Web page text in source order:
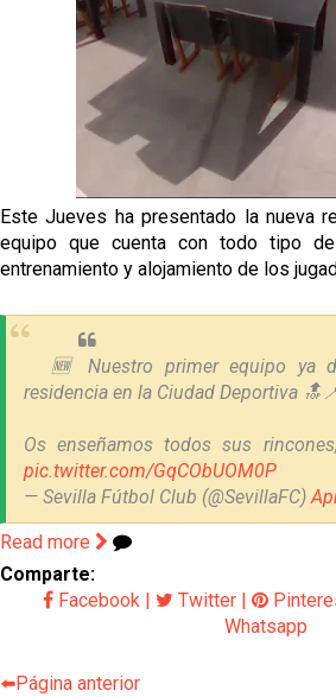
El Sevilla Juvenil A última
su debut en la Cantalejo
La cita ante el Espanyol a
El dato que destaca a Agoumé
grandes ligas
Juanlu de vuelta a Sevilla para
Premier
Este Jueves ha presentado la nueva
equipo que cuenta con todo tipo
entrenamiento y alojamiento de los
🆕 Nuestro primer equipo ya
residencia en la Ciudad Deportiva
Os enseñamos todos sus
pic.twitter.com/GqCObUOM0P
— Sevilla Fútbol Club (@SevillaFC)
Read more
Comparte:
Facebook
Twitter
Whatsapp
⬅️Página anterior